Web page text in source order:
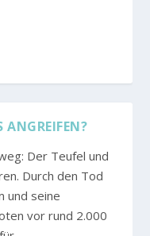
ANGREIFEN?
Der Teufel und
Durch den Tod
und seine
vor rund 2.000